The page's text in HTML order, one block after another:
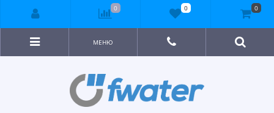
МЕНЮ
0 0 0